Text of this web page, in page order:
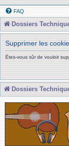
FAQ
Dossiers
Supprimer les
Êtes-vous sûr de vouloir
Dossiers